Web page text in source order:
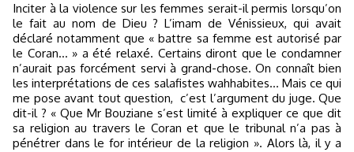
Inciter à la violence sur les femmes serait-il permis lorsqu’on
le fait au nom de Dieu ? L’imam de Vénissieux, qui avait
déclaré notamment que « battre sa femme est autorisé par
le Coran… » a été relaxé. Certains diront que le condamner
n’aurait pas forcément servi à grand-chose. On connaît bien
les interprétations de ces salafistes wahhabites… Mais ce qui
me pose avant tout question, c’est l’argument du juge. Que
dit-il ? « Que Mr Bouziane s’est limité à expliquer ce que dit
sa religion au travers le Coran et que le tribunal n’a pas à
pénétrer dans le for intérieur de la religion ». Alors là, il y a